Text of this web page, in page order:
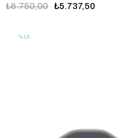
₺5.737,50
₺6.750,00
%15